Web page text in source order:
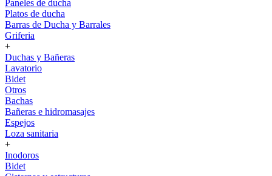
Paneles de ducha
Platos de ducha
Barras de Ducha y Barrales
Griferia
+
Duchas y Bañeras
Lavatorio
Bidet
Otros
Bachas
Bañeras e hidromasajes
Espejos
Loza sanitaria
+
Inodoros
Bidet